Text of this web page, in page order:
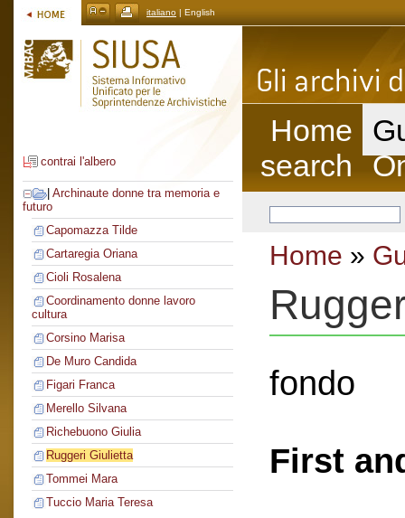
italiano | English
contrai l'albero
Archinaute donne tra memoria e
futuro
Capomazza Tilde
Cartaregia Oriana
Cioli Rosalena
Coordinamento donne lavoro
cultura
Corsino Marisa
De Muro Candida
Figari Franca
Merello Silvana
Richebuono Giulia
Ruggeri Giulietta
Tommei Mara
Tuccio Maria Teresa
Home
search
Home »
fondo
First